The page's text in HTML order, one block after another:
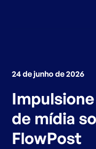
24 de junho de 2026
de mídia
FlowPost